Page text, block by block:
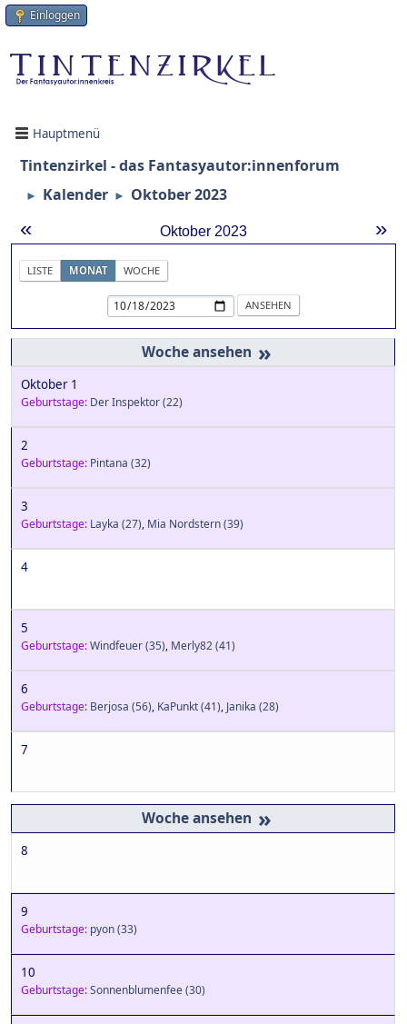
Einloggen
Hauptmenü
Tintenzirkel - das Fantasyautor:innenforum
► Kalender ► Oktober 2023
« »
Oktober 2023
LISTE MONAT WOCHE
»
Oktober 1
Geburtstage: Der Inspektor(22)
2
Geburtstage: Pintana (32)
3
Geburtstage: Layka (27), Mia Nordstern(39)
4
5
Geburtstage:Windfeuer(35), Merly82(41)
6
Geburtstage: Berjosa (56), KaPunkt(41), Janika (28)
7
»
8
9
Geburtstage: pyon(33)
10
Geburtstage:Sonnenblumenfee(30)